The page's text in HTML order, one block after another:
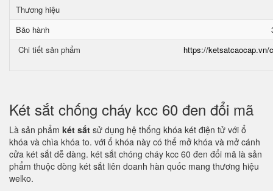
Thương hiệu
Bảo hành
Chi tiết sản phẩm
https://ketsatcaocap.vn/
Két sắt chống cháy kcc 60 đen đổi mã
Là sản phẩm két sắt sử dụng hệ thống khóa két điện tử với ổ
khóa và chìa khóa to. với ổ khóa này có thể mở khóa và mở cánh
cửa két sắt dễ dàng. két sắt chóng cháy kcc 60 đen đổi mã là sản
phẩm thuộc dòng két sắt liên doanh hàn quốc mang thương hiệu
welko.